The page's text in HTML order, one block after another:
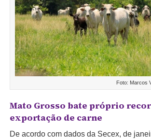
Foto: Marcos
Mato Grosso bate próprio
exportação de carne
De acordo com dados da Secex, de